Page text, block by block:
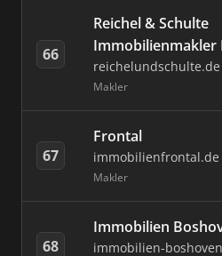
66
Reichel & Schulte
Immobilienmakler
reichelundschulte.de
Makler
67
Frontal
immobilienfrontal.de
Makler
68
Immobilien
immobilien-